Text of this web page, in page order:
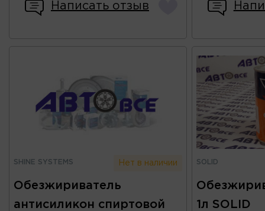
Написать отзыв
SHINE SYSTEMS Нет в наличии
Обезжириватель
антисиликон спиртовой
SOLID
1л SOLID